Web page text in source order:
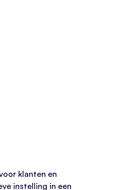
klanten en
instelling in een